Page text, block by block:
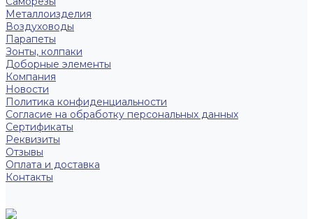
Металлоизделия
Воздуховоды
Парапеты
Зонты, колпаки
Доборные элементы
Компания
Новости
Политика конфиденциальности
Согласие на обработку персональных данных
Сертификаты
Реквизиты
Отзывы
Оплата и доставка
Контакты